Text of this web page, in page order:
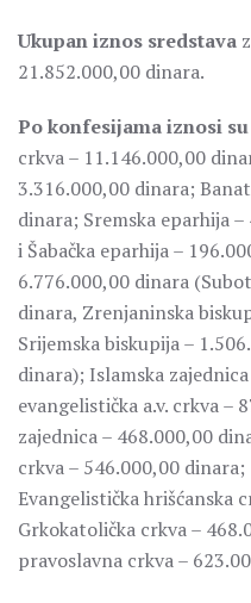
Ukupan iznos sredstava
21.852.000,00 dinara.
Po konfesijama iznosi
crkva – 11.146.000,00
3.316.000,00 dinara;
dinara; Sremska eparhija
i Šabačka eparhija –
6.776.000,00 dinara
dinara, Zrenjaninska
Srijemska biskupija –
dinara); Islamska
evangelistička a.v. crkva –
zajednica – 468.000,00
crkva – 546.000,00 dinara;
Evangelistička hrišćanska
Grkokatolička crkva –
pravoslavna crkva –